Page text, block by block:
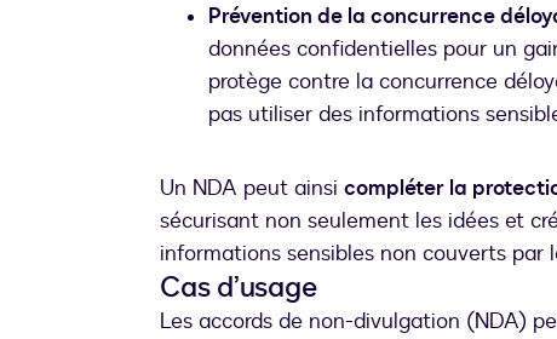
Prévention de la concurrence
données confidentielles pour un
protège contre la concurrence
pas utiliser des informations
Un NDA peut ainsi compléter la
sécurisant non seulement les idées et
informations sensibles non couverts
Cas d’usage
Les accords de non-divulgation (NDA)